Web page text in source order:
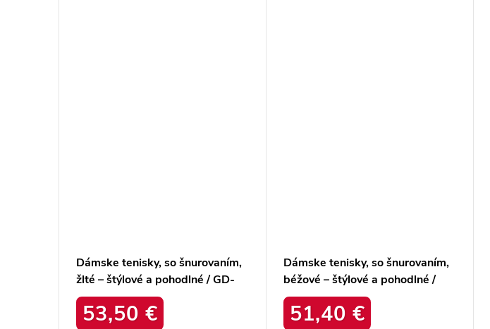
Dámske tenisky, so šnurovaním,
žlté – štýlové a pohodlné / GD-
XW-1011 YELLOW-FUXIA
53,50 €
Dámske tenisky, so šnurovaním,
béžové – štýlové a pohodlné /
GD-XF-228 BEIGE
51,40 €